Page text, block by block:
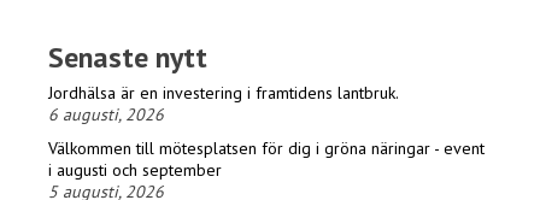
Senaste nytt
Jordhälsa är en investering i framtidens lantbruk.
6 augusti, 2026
Välkommen till mötesplatsen för dig i gröna näringar - event
i augusti och september
5 augusti, 2026